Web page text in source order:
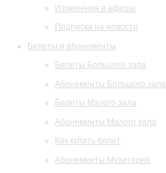
Изменения в афише
Подписка на новости
Билеты и абонементы
Билеты Большого зала
Абонементы Большого зала
Билеты Малого зала
Абонементы Малого зала
Как купить билет
Абонементы Музитория